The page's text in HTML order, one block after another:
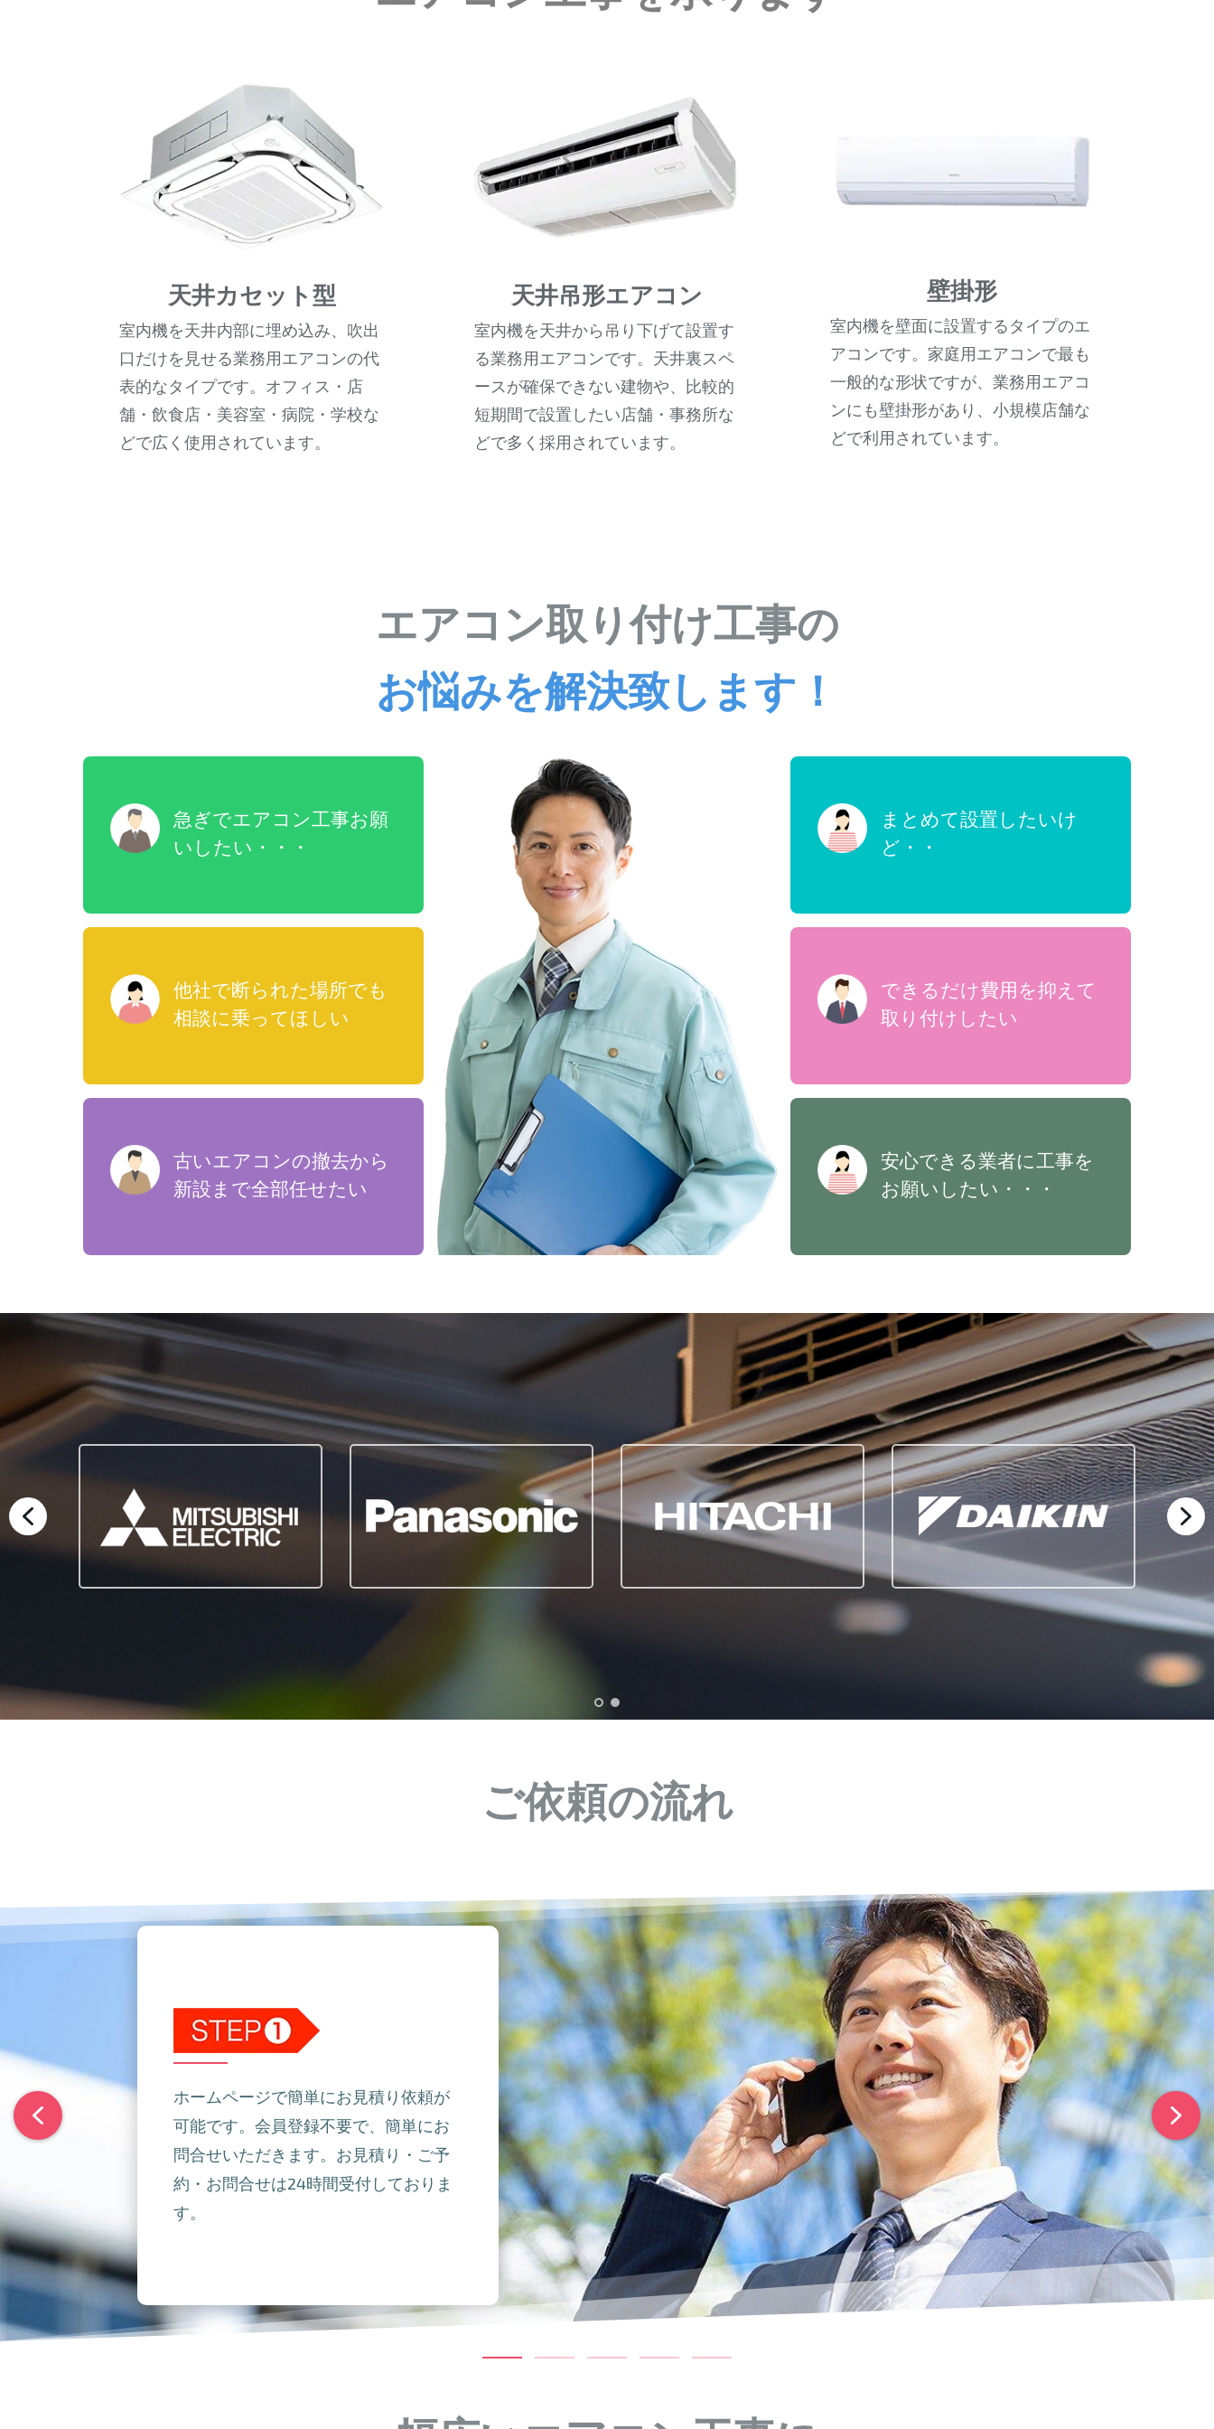
天井カセット型
室内機を天井内部に埋め込み、吹出
口だけを見せる業務用エアコンの代
表的なタイプです。オフィス・店
舗・飲食店・美容室・病院・学校な
どで広く使用されています。
天井吊形エアコン
室内機を天井から吊り下げて設置す
る業務用エアコンです。天井裏スペ
ースが確保できない建物や、比較的
短期間で設置したい店舗・事務所な
どで多く採用されています。
壁掛形
室内機を壁面に設置するタイプのエ
アコンです。家庭用エアコンで最も
一般的な形状ですが、業務用エアコ
ンにも壁掛形があり、小規模店舗な
どで利用されています。
エアコン取り付け工事の
お悩みを解決致します！
急ぎでエアコン工事お願
いしたい・・・
他社で断られた場所でも
相談に乗ってほしい
古いエアコンの撤去から
新設まで全部任せたい
まとめて設置したいけ
ど・・
できるだけ費用を抑えて
取り付けしたい
安心できる業者に工事を
お願いしたい・・・
ご依頼の流れ
ホームページで簡単にお見積り依頼が
可能です。会員登録不要で、簡単にお
問合せいただきます。お見積り・ご予
約・お問合せは24時間受付しておりま
す。